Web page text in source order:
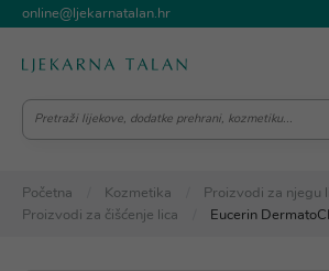
online@ljekarnatalan.hr
Početna Kozmetika
Proizvodi za njegu
Proizvodi za čišćenje lica
Eucerin